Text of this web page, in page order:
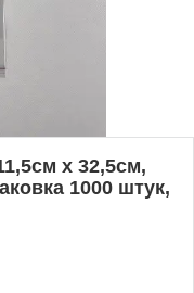
x 32,5см,
1000 штук,